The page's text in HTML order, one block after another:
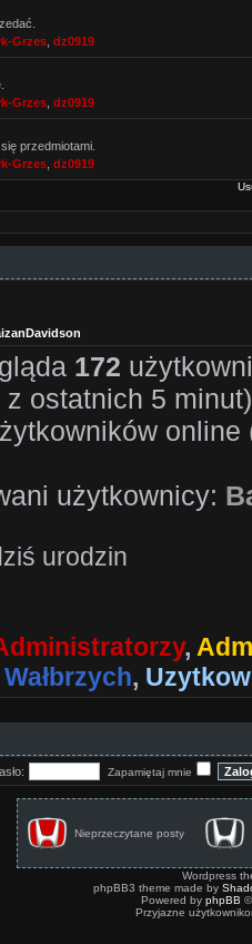
Grzes dz0919
Grzes dz0919
przedmiotami.
Grzes dz0919
172
ostatnich 5 minut)
online
użytkownicy:
urodzin
,
,
Zapamiętaj mnie
Nieprzeczytane posty
Wordpress
phpBB3 theme made by
Powered by phpBB
Przyjazne